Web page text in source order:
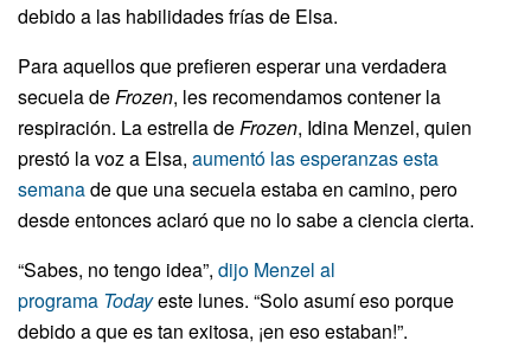
debido a las habilidades frías de Elsa.
Para aquellos que prefieren esperar una verdadera
secuela deFrozen, les recomendamos contener la
respiración. La estrella deFrozen, Idina Menzel, quien
prestó la voz a Elsa, aumentó las esperanzas esta
semanade que una secuela estaba en camino, pero
desde entonces aclaró que no lo sabe a ciencia cierta.
“Sabes, no tengo idea”, dijo Menzel al
programa Todayeste lunes. “Solo asumí eso porque
debido a que es tan exitosa, ¡en eso estaban!”.